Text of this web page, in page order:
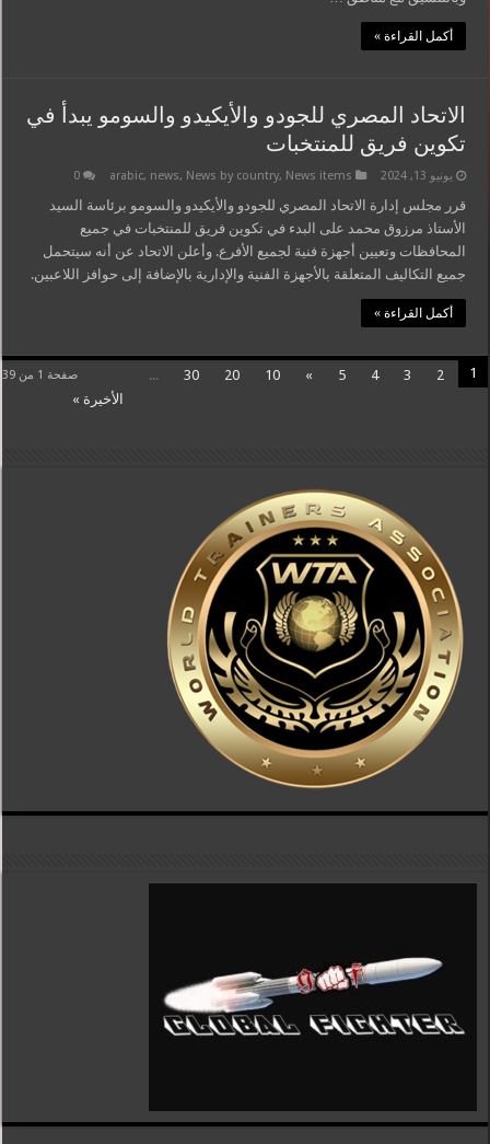
أكمل القراءة »
الاتحاد المصري للجودو والأيكيدو والسومو يبدأ في
تكوين فريق للمنتخبات
يونيو 13, 2024 arabic, news, News by country, News items
0
قرر مجلس إدارة الاتحاد المصري للجودو والأيكيدو والسومو برئاسة السيد
الأستاذ مرزوق محمد على البدء في تكوين فريق للمنتخبات في جميع
المحافظات وتعيين أجهزة فنية لجميع الأفرع. وأعلن الاتحاد عن أنه سيتحمل
جميع التكاليف المتعلقة بالأجهزة الفنية والإدارية بالإضافة إلى حوافز اللاعبين.
أكمل القراءة »
صفحة 1 من 39 1
2
3
4
5
»
10
20
30
...
الأخيرة »